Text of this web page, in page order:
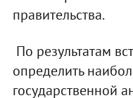
правительства.
По результатам
определить
государственной